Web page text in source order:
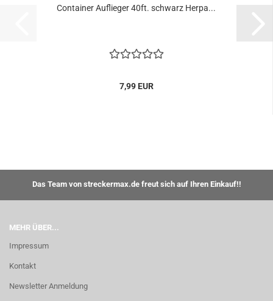
Container Auflieger 40ft. schwarz Herpa...
7,99 EUR
Das Team von streckermax.de freut sich auf Ihren Einkauf!!
MEHR ÜBER...
Impressum
Kontakt
Newsletter Anmeldung